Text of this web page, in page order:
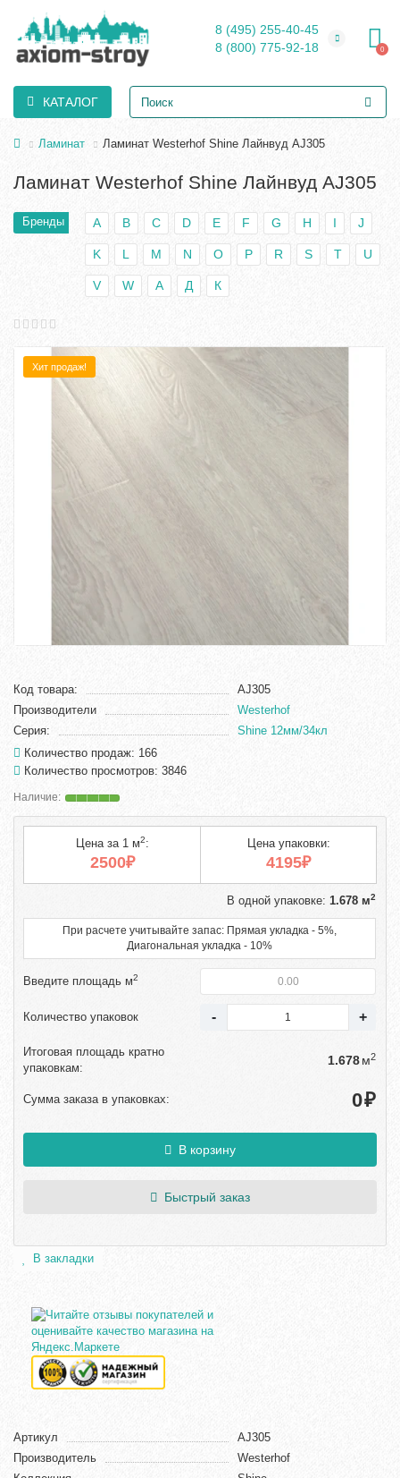
8 (495) 255-40-45
8 (800) 775-92-18
0
КАТАЛОГ
Ламинат Ламинат Westerhof Shine Лайнвуд AJ305
Ламинат Westerhof Shine Лайнвуд AJ305
Бренды A B C D E F G H I J
K L M N O P R S T U
V W А Д К
Хит продаж!
Код товара:
AJ305
Производители
Westerhof
Серия:
Shine 12мм/34кл
Количество продаж: 166
Количество просмотров: 3846
Цена за 1 м2:
2500₽
Цена упаковки:
4195₽
В одной упаковке: 1.678 м2
При расчете учитывайте запас: Прямая укладка - 5%,
Диагональная укладка - 10%
Введите площадь м2
Количество упаковок
Итоговая площадь кратно
упаковкам:
м2
Сумма заказа в упаковках: ₽
В корзину
Быстрый заказ
В закладки
Артикул
AJ305
Производитель
Westerhof